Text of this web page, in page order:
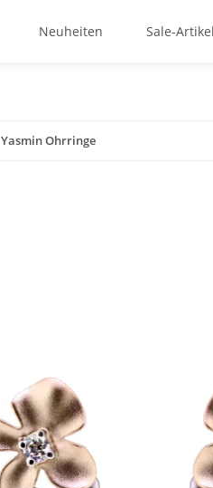
Neuheiten Sale-Artikel
Yasmin Ohrringe